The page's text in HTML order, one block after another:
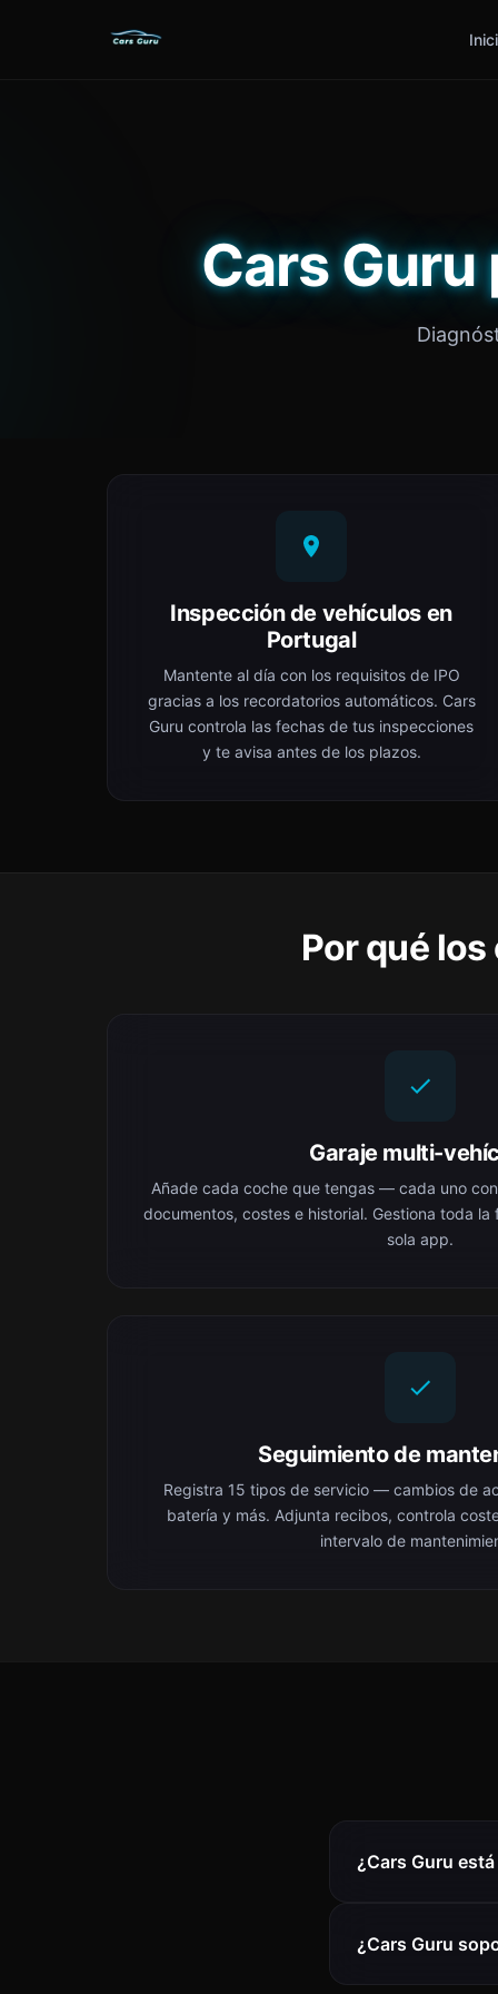
Cars
Inspección de vehículos en
Portugal
Mantente al día con los requisitos de IPO
gracias a los recordatorios automáticos. Cars
Guru controla las fechas de tus inspecciones
y te avisa antes de los plazos.
Por qué
Garaje multi-
Añade cada coche que tengas — cada uno
documentos, costes e historial. Gestiona toda
sola app.
Seguimiento de
Registra 15 tipos de servicio — cambios de
batería y más. Adjunta recibos, controla
intervalo de
¿Cars Guru
¿Cars Guru